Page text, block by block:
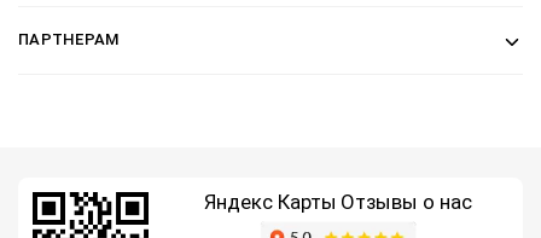
ПАРТНЕРАМ
Яндекс Карты Отзывы о нас